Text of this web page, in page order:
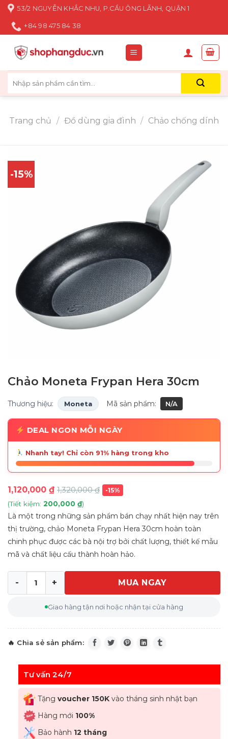
Skip
content
53/2 NGUYỄN KHẮC NHU, P.CẦU ÔNG LÃNH, QUẬN 1
+84 98 475 84 38
kiếm:
Trang chủ / Đồ dùng gia đình / Chảo chống dính
-15%
Chảo Moneta Frypan Hera 30cm
Thương hiệu: Moneta Mã sản phẩm: N/A
DEAL NGON MỖI NGÀY
Nhanh tay! Chỉ còn 91% hàng trong kho
1,120,000 ₫ 1,320,000₫ -15%
(Tiết kiệm: 200,000 ₫)
Là một trong những sản phẩm bán chạy nhất hiện nay trên
thị trường, chảo Moneta Frypan Hera 30cm hoàn toàn
chinh phục được các bà nội trợ bởi chất lượng, thiết kế mẫu
mã và chất liệu cấu thành hoàn hảo.
Chảo Moneta Frypan Hera 30cm số lượng
MUA NGAY
Giao hàng tận nơi hoặc nhận tại cửa hàng
Tư vấn 24/7
Tặng voucher 150Kvào tháng sinh nhật bạn
Hàng mới 100%
Bảo hành 12 tháng